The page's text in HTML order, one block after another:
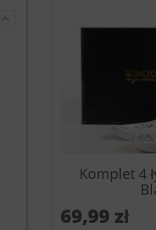
Komplet 4
69,99 zł